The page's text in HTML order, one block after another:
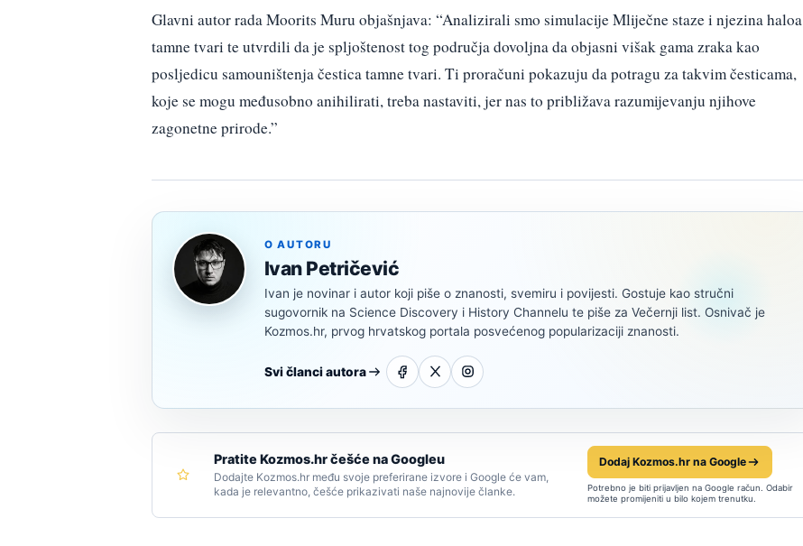
Glavni autor rada Moorits Muru objašnjava: “Analizirali smo simulacije Mliječne staze i njezina haloa
tamne tvari te utvrdili da je spljoštenost tog područja dovoljna da objasni višak gama zraka kao
posljedicu samouništenja čestica tamne tvari. Ti proračuni pokazuju da potragu za takvim česticama,
koje se mogu međusobno anihilirati, treba nastaviti, jer nas to približava razumijevanju njihove
zagonetne prirode.”
O AUTORU
Ivan Petričević
Ivan je novinar i autor koji piše o znanosti, svemiru i povijesti. Gostuje kao stručni
sugovornik na Science Discovery i History Channelu te piše za Večernji list. Osnivač je
Kozmos.hr, prvog hrvatskog portala posvećenog popularizaciji znanosti.
Svi članci autora
Pratite Kozmos.hr češće na Googleu
Dodajte Kozmos.hr među svoje preferirane izvore i Google će vam,
kada je relevantno, češće prikazivati naše najnovije članke.
Dodaj Kozmos.hr na Google
Potrebno je biti prijavljen na Google račun. Odabir
možete promijeniti u bilo kojem trenutku.